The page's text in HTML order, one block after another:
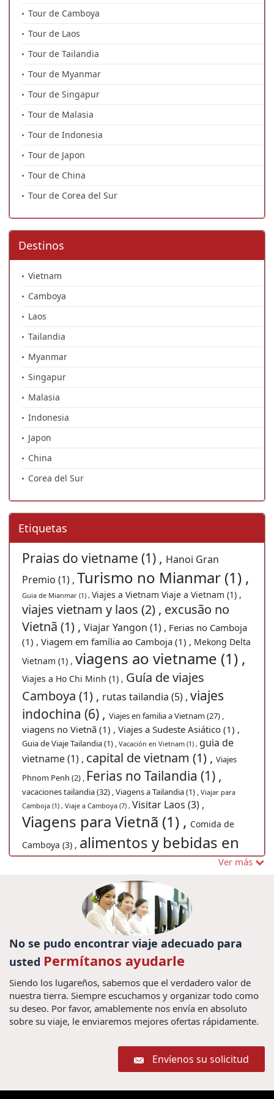
Tour de Camboya
Tour de Laos
Tour de Tailandia
Tour de Myanmar
Tour de Singapur
Tour de Malasia
Tour de Indonesia
Tour de Japon
Tour de China
Tour de Corea del Sur
Destinos
Vietnam
Camboya
Laos
Tailandia
Myanmar
Singapur
Malasia
Indonesia
Japon
China
Corea del Sur
Etiquetas
Praias do vietname (1) , Hanoi Gran
Premio (1) , Turismo no Mianmar (1) ,
Guia de Mianmar (1) , Viajes a Vietnam Viaje a Vietnam (1) ,
viajes vietnam y laos (2) , excusão no
Vietnã (1) , Viajar Yangon (1) , Ferias no Camboja
(1) , Viagem em família ao Camboja (1) , Mekong Delta
Vietnam (1) , viagens ao vietname (1) ,
Viajes a Ho Chi Minh (1) , Guía de viajes
Camboya (1) , rutas tailandia (5) , viajes
indochina (6) , Viajes en familia a Vietnam (27) ,
viagens no Vietnã (1) , Viajes a Sudeste Asiático (1) ,
Guia de Viaje Tailandia (1) , Vacación en Vietnam (1) , guia de
vietname (1) , capital de vietnam (1) , Viajes
Phnom Penh (2) , Ferias no Tailandia (1) ,
vacaciones tailandia (32) ,Viagens a Tailandia (1) , Viajar para
Camboja (1) , Viaje a Camboya (7) , Visitar Laos (3) ,
Viagens para Vietnã (1) , Comida de
Camboya (3) , alimentos y bebidas en
Vietnam (4) ,
Viajar ao
vacaciones en Vietnam (40) ,
baratos Camboya (2) ,Férias em Vietnã (1) ,
Vacaciones en Laos (7) ,Excurcões na
Tailândia (1) ,viajar vietnam (4) ,visto para o
Vietnã (1) ,Consejos de viaje a Vietnam y
Camboya (4) ,
Consejos viaje a Camboya (4) ,
Cidade de Ho Chi
Minh (1) ,
Viaje privado a Myanmar (1) , Descobrir o Myanmar
(1) ,cultura camboya (1) ,vacaciones ho chi
minh (3) ,Bagan (2) ,viaje lao (1) ,Descubrir
en familia Tailandia (4) ,
buscar un viaje a tailandia
vacaciones myanmar vietnam
(3) ,sapa (1) ,Viajar en Vietnam con niños (2) ,
Ver más
No se pudo encontrar viaje adecuado para
usted Permítanos ayudarle
Siendo los lugareños, sabemos que el verdadero valor de
nuestra tierra. Siempre escuchamos y organizar todo como
su deseo. Por favor, amablemente nos envía en absoluto
sobre su viaje, le enviaremos mejores ofertas rápidamente.
Envíenos su solicitud